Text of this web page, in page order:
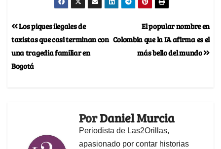
El popular nombre en
Colombia que la IA afirma es el
más bello del mundo
Los piques ilegales de
taxistas que casi terminan con
una tragedia familiar en
Bogotá
PorDaniel Murcia
Periodista de Las2Orillas,
apasionado por contar historias